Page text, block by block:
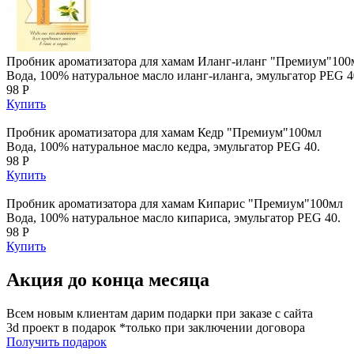
Пробник ароматизатора для хамам Иланг-иланг
Вода, 100% натуральное масло иланг-иланга, эмульгатор PEG
98 Р
Купить
Пробник ароматизатора для хамам Кедр "Премиум"100мл
Вода, 100% натуральное масло кедра, эмульгатор PEG 40.
98 Р
Купить
Пробник ароматизатора для хамам Кипарис "Премиум"100мл
Вода, 100% натуральное масло кипариса, эмульгатор PEG 40.
98 Р
Купить
Акция до конца месяца
Всем новым клиентам дарим подарки при заказе с сайта
3d проект в подарок *только при заключении договора
Получить подарок